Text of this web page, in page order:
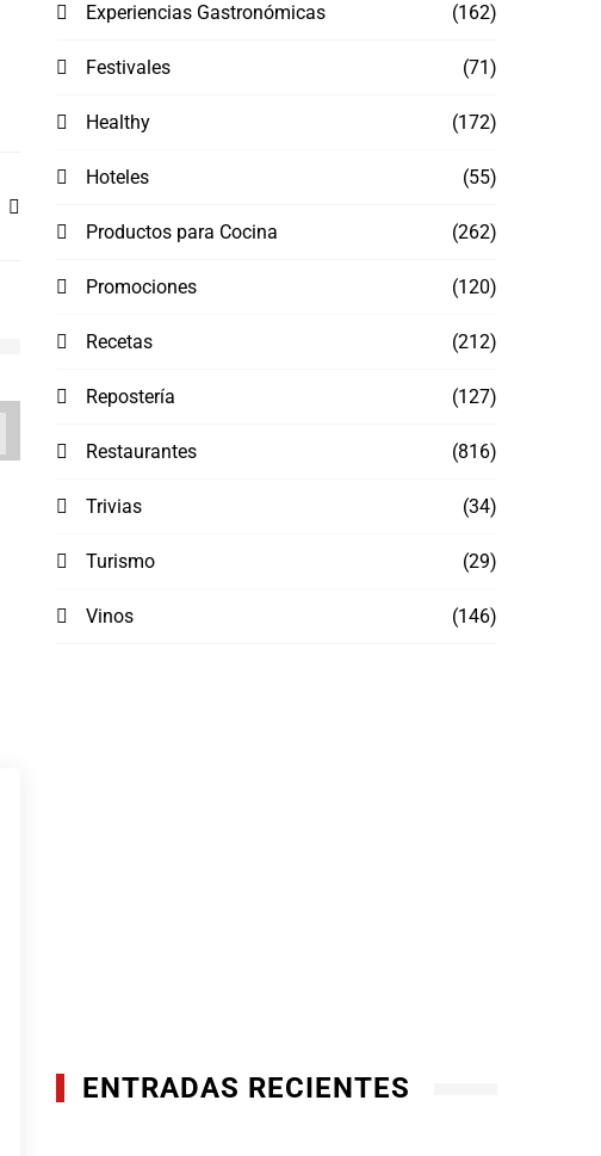
Shake Shack ofrece 20% de descuento en
Bowl
Experiencias Gastronómicas (162)
Festivales (71)
Healthy (172)
Hoteles (55)
Productos para Cocina (262)
Promociones (120)
Recetas (212)
Repostería (127)
Restaurantes (816)
Trivias (34)
Turismo (29)
Vinos (146)
ENTRADAS RECIENTES